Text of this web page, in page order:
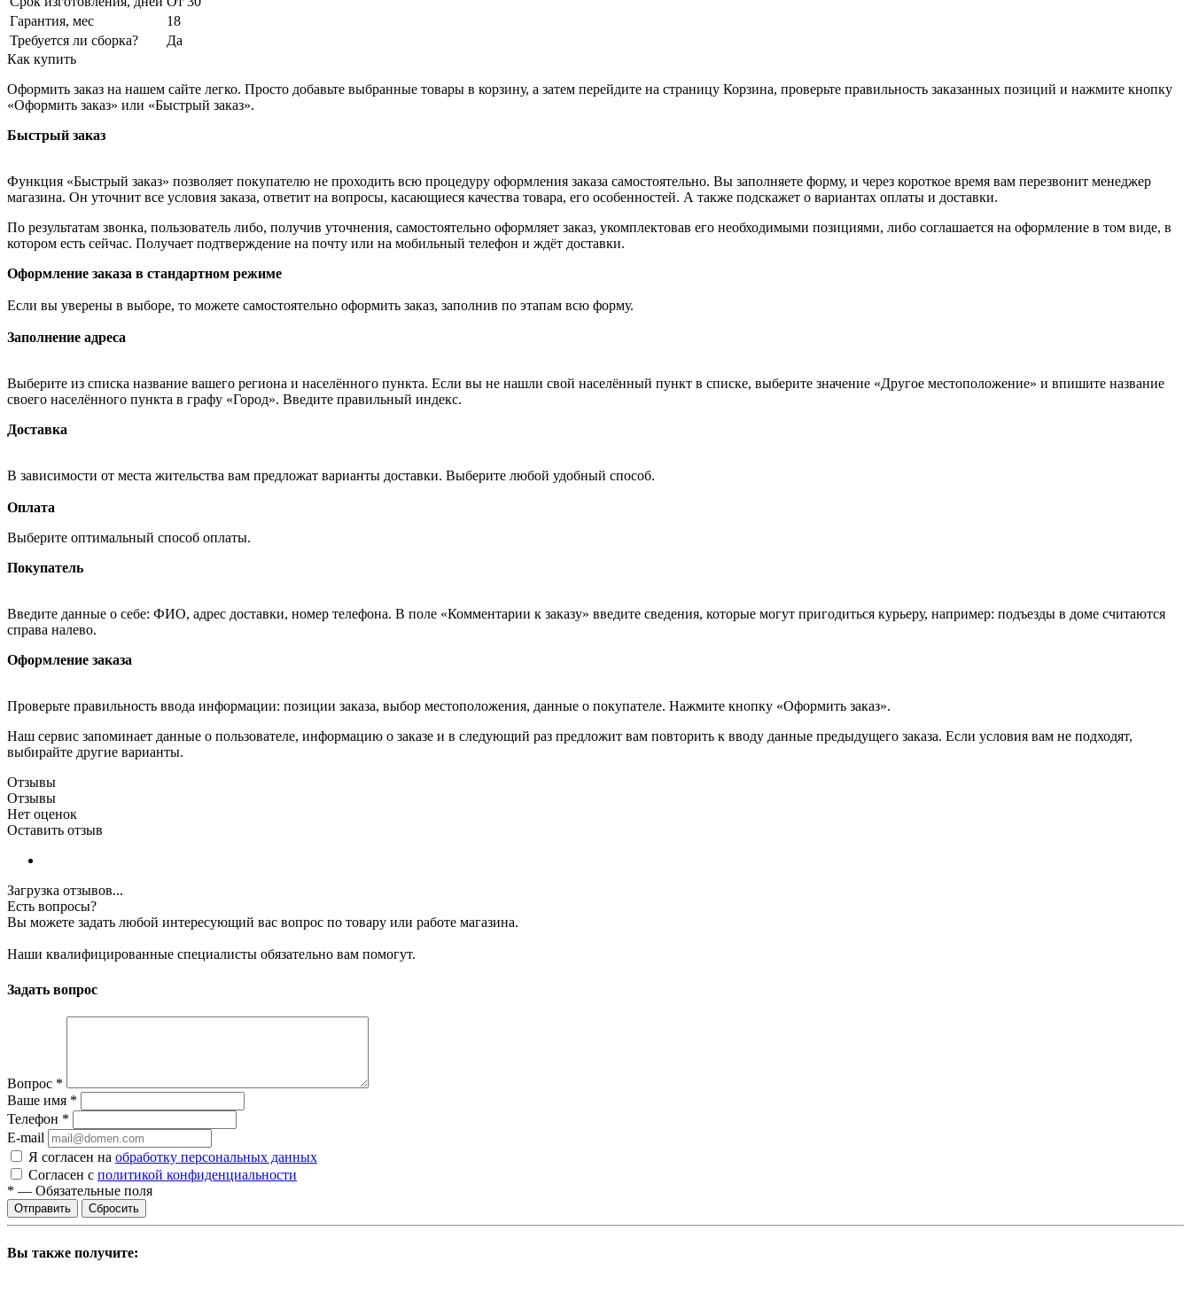
Гарантия, мес
18
Требуется ли сборка?
Да
Как купить
Оформить заказ на нашем сайте легко. Просто добавьте выбранные товары в корзину, а затем перейдите на страницу Корзина, проверьте правильность заказанных позиций и нажмите кнопку
«Оформить заказ» или «Быстрый заказ».
Быстрый заказ
Функция «Быстрый заказ» позволяет покупателю не проходить всю процедуру оформления заказа самостоятельно. Вы заполняете форму, и через короткое время вам перезвонит менеджер
магазина. Он уточнит все условия заказа, ответит на вопросы, касающиеся качества товара, его особенностей. А также подскажет о вариантах оплаты и доставки.
По результатам звонка, пользователь либо, получив уточнения, самостоятельно оформляет заказ, укомплектовав его необходимыми позициями, либо соглашается на оформление в том виде, в
котором есть сейчас. Получает подтверждение на почту или на мобильный телефон и ждёт доставки.
Оформление заказа в стандартном режиме
Если вы уверены в выборе, то можете самостоятельно оформить заказ, заполнив по этапам всю форму.
Заполнение адреса
Выберите из списка название вашего региона и населённого пункта. Если вы не нашли свой населённый пункт в списке, выберите значение «Другое местоположение» и впишите название
своего населённого пункта в графу «Город». Введите правильный индекс.
Доставка
В зависимости от места жительства вам предложат варианты доставки. Выберите любой удобный способ.
Оплата
Выберите оптимальный способ оплаты.
Покупатель
Введите данные о себе: ФИО, адрес доставки, номер телефона. В поле «Комментарии к заказу» введите сведения, которые могут пригодиться курьеру, например: подъезды в доме считаются
справа налево.
Оформление заказа
Проверьте правильность ввода информации: позиции заказа, выбор местоположения, данные о покупателе. Нажмите кнопку «Оформить заказ».
Наш сервис запоминает данные о пользователе, информацию о заказе и в следующий раз предложит вам повторить к вводу данные предыдущего заказа. Если условия вам не подходят,
выбирайте другие варианты.
Отзывы
Отзывы
Нет оценок
Оставить отзыв
Загрузка отзывов...
Есть вопросы?
Вы можете задать любой интересующий вас вопрос по товару или работе магазина.
Наши квалифицированные специалисты обязательно вам помогут.
Задать вопрос
Вопрос *
Ваше имя *
Телефон *
E-mail
Я согласен на обработку персональных данных
Согласен с политикой конфиденциальности
* — Обязательные поля
Сбросить
Вы также получите: